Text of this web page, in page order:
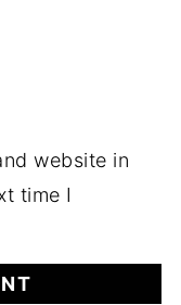
website in
time I